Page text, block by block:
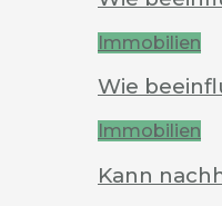
Immobilien
Wie
Immobilien
Kann